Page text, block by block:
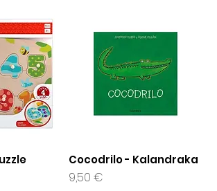
Cocodrilo - Kalandraka
Precio
9,50 €